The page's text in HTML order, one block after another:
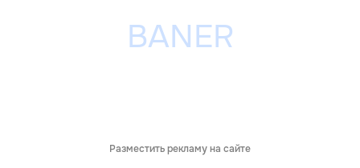
Разместить рекламу на сайте